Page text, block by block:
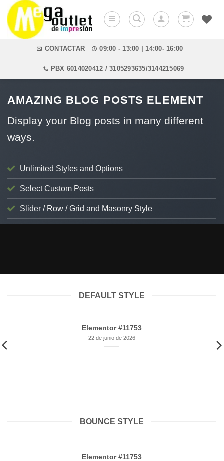
Saltar
contenido
CONTACTAR 09:00 - 13:00 | 14:00- 16:00
PBX 6014020412 / 3105293635/3144215069
AMAZING BLOG POSTS ELEMENT
Display your Blog posts in many different
ways.
Unlimited Styles and Options
Select Custom Posts
Slider / Row / Grid and Masonry Style
DEFAULT STYLE
Elementor #11753
22 de junio de 2026
BOUNCE STYLE
Elementor #11753